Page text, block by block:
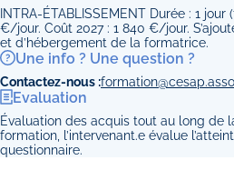
INTRA-ÉTABLISSEMENT Durée : 1 jour
€/jour. Coût 2027 : 1 840 €/jour.
et d’hébergement de la formatrice.
Une info ? Une question ?
Contactez-nous :
Evaluation
Évaluation des acquis tout au long de
formation, l’intervenant.e évalue
questionnaire.